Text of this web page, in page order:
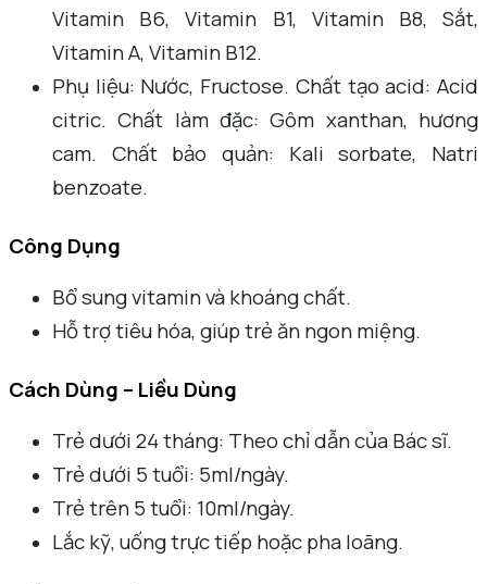
Vitamin B6, Vitamin B1, Vitamin B8, Sắt,
Vitamin A, Vitamin B12.
Phụ liệu: Nước, Fructose. Chất tạo acid: Acid
citric. Chất làm đặc: Gôm xanthan, hương
cam. Chất bảo quản: Kali sorbate, Natri
benzoate.
Công Dụng
Bổ sung vitamin và khoáng chất.
Hỗ trợ tiêu hóa, giúp trẻ ăn ngon miệng.
Cách Dùng – Liều Dùng
Trẻ dưới 24 tháng: Theo chỉ dẫn của Bác sĩ.
Trẻ dưới 5 tuổi: 5ml/ngày.
Trẻ trên 5 tuổi: 10ml/ngày.
Lắc kỹ, uống trực tiếp hoặc pha loãng.